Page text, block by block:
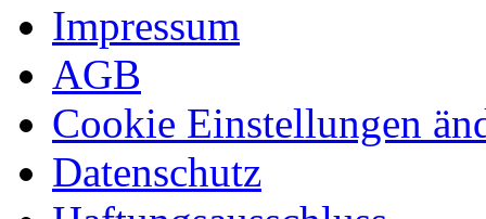
Impressum
AGB
Cookie Einstellungen
Datenschutz